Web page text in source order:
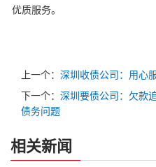
优质服务。
上一个： 深圳收债公司：用心
下一个： 深圳要债公司：欠款
债务问题
相关新闻